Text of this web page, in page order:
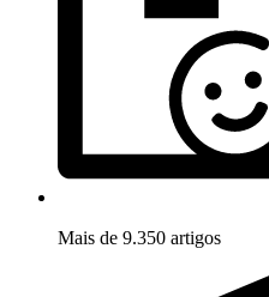
Mais de 9.350 artigos